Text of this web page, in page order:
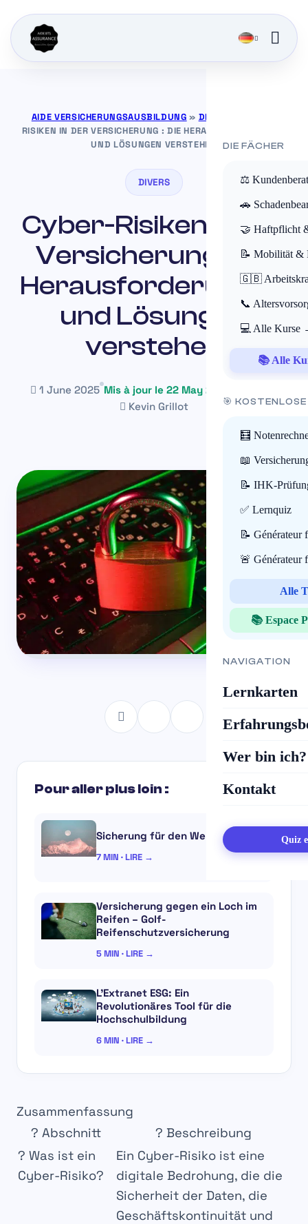
DIE FÄCHER
⚖️
🚗
🤝 Haftpflicht
📝 Mobilität &
🇬🇧
📞
💻 Alle Kurse
📚 Alle
🎯
🧮
📖
📝 IHK-
✅ Lernquiz
📝 Générateur
🚨 Générateur
Alle
📚 Espace
NAVIGATION
Lernkarten
Wer bin ich?
Kontakt
Quiz
AIDE VERSICHERUNGSAUSBILDUNG » DIVERS
RISIKEN IN DER VERSICHERUNG : DIE HERAUSFORDERUNGEN
UND LÖSUNGEN VERSTEHEN
DIVERS
Cyber-Risiken in der
Versicherung : die
Herausforderungen
und Lösungen
verstehen
1 June 2025 Mis à jour le 22 May 2026
Kevin Grillot
Pour aller plus loin :
Sicherung für den Weltraumflug
7 MIN · LIRE →
Versicherung gegen ein Loch im
Reifen – Golf-
Reifenschutzversicherung
5 MIN · LIRE →
L’Extranet ESG: Ein
Revolutionäres Tool für die
Hochschulbildung
6 MIN · LIRE →
Zusammenfassung
? Abschnitt
? Beschreibung
? Was ist ein
Cyber-Risiko?
Ein Cyber-Risiko ist eine
digitale Bedrohung, die die
Sicherheit der Daten, die
Geschäftskontinuität und